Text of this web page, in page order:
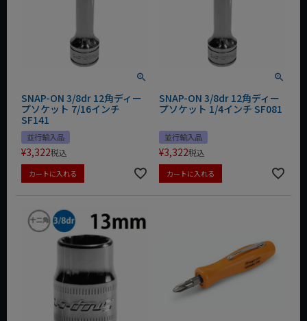
SNAP-ON 3/8dr 12角ディー
プソケット 7/16インチ
SF141
並行輸入品
¥3,322税込
カートに入れる
SNAP-ON 3/8dr 12角ディー
プソケット 1/4インチ SF081
並行輸入品
¥3,322税込
カートに入れる